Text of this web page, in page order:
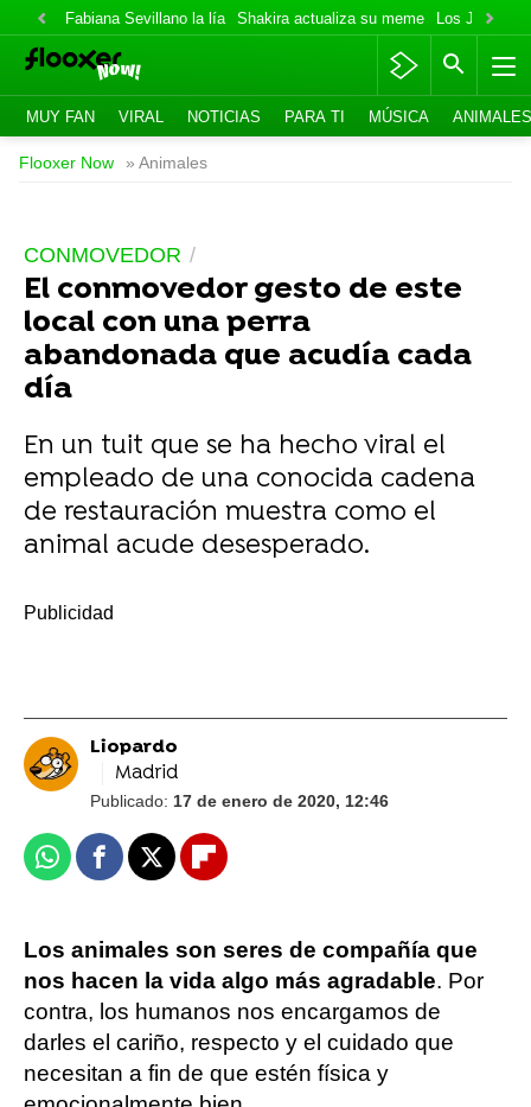
Fabiana Sevillano la lía Shakira actualiza su meme Los Jonas
MUY FAN VIRAL NOTICIAS PARA TI MÚSICA ANIMALES
Flooxer Now » Animales
CONMOVEDOR
El conmovedor gesto de este
local con una perra
abandonada que acudía cada
día
En un tuit que se ha hecho viral el
empleado de una conocida cadena
de restauración muestra como el
animal acude desesperado.
Liopardo
Madrid
Publicado: 17 de enero de 2020, 12:46
WhatsappFacebook
X Flipboard
Los animales son seres de compañía que
nos hacen la vida algo más agradable. Por
contra, los humanos nos encargamos de
darles el cariño, respecto y el cuidado que
necesitan a fin de que estén física y